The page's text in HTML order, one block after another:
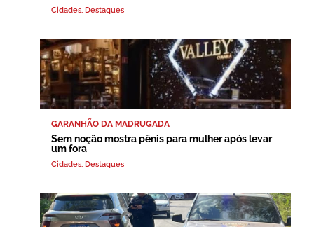
Cidades, Destaques
GARANHÃO DA MADRUGADA
Sem noção mostra pênis para mulher após levar
um fora
Cidades, Destaques